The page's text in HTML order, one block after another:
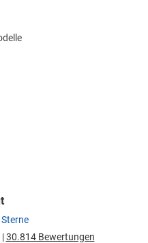
|30.814 Bewertungen